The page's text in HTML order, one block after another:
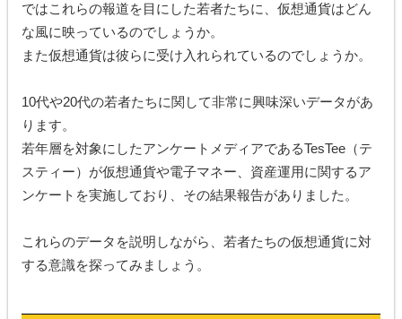
ではこれらの報道を目にした若者たちに、仮想通貨はどん
な風に映っているのでしょうか。
また仮想通貨は彼らに受け入れられているのでしょうか。
10代や20代の若者たちに関して非常に興味深いデータがあ
ります。
若年層を対象にしたアンケートメディアであるTesTee（テ
スティー）が仮想通貨や電子マネー、資産運用に関するア
ンケートを実施しており、その結果報告がありました。
これらのデータを説明しながら、若者たちの仮想通貨に対
する意識を探ってみましょう。